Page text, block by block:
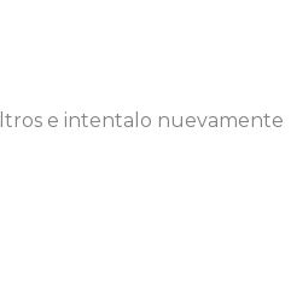
e intentalo nuevamente